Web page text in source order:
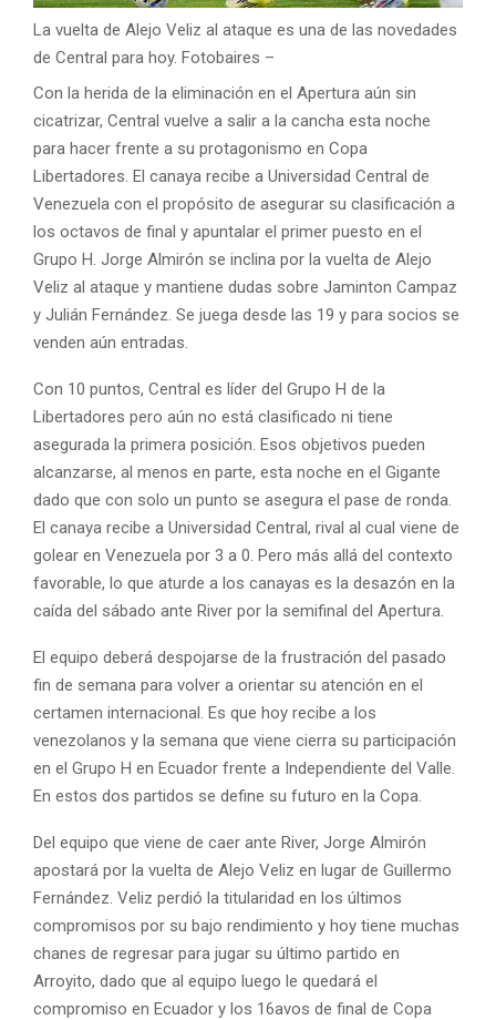
La vuelta de Alejo Veliz al ataque es una de las novedades
de Central para hoy. Fotobaires –
Con la herida de la eliminación en el Apertura aún sin
cicatrizar, Central vuelve a salir a la cancha esta noche
para hacer frente a su protagonismo en Copa
Libertadores. El canaya recibe a Universidad Central de
Venezuela con el propósito de asegurar su clasificación a
los octavos de final y apuntalar el primer puesto en el
Grupo H. Jorge Almirón se inclina por la vuelta de Alejo
Veliz al ataque y mantiene dudas sobre Jaminton Campaz
y Julián Fernández. Se juega desde las 19 y para socios se
venden aún entradas.
Con 10 puntos, Central es líder del Grupo H de la
Libertadores pero aún no está clasificado ni tiene
asegurada la primera posición. Esos objetivos pueden
alcanzarse, al menos en parte, esta noche en el Gigante
dado que con solo un punto se asegura el pase de ronda.
El canaya recibe a Universidad Central, rival al cual viene de
golear en Venezuela por 3 a 0. Pero más allá del contexto
favorable, lo que aturde a los canayas es la desazón en la
caída del sábado ante River por la semifinal del Apertura.
El equipo deberá despojarse de la frustración del pasado
fin de semana para volver a orientar su atención en el
certamen internacional. Es que hoy recibe a los
venezolanos y la semana que viene cierra su participación
en el Grupo H en Ecuador frente a Independiente del Valle.
En estos dos partidos se define su futuro en la Copa.
Del equipo que viene de caer ante River, Jorge Almirón
apostará por la vuelta de Alejo Veliz en lugar de Guillermo
Fernández. Veliz perdió la titularidad en los últimos
compromisos por su bajo rendimiento y hoy tiene muchas
chanes de regresar para jugar su último partido en
Arroyito, dado que al equipo luego le quedará el
compromiso en Ecuador y los 16avos de final de Copa